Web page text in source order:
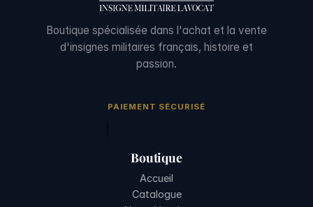
Boutique spécialisée dans l'achat et la vente
d'insignes militaires français, histoire et
passion.
PAIEMENT SÉCURISÉ
Boutique
Accueil
Catalogue